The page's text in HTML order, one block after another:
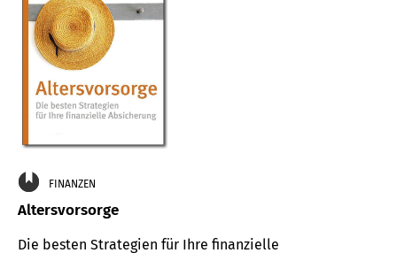
FINANZEN
Altersvorsorge
Die besten Strategien für Ihre finanzielle